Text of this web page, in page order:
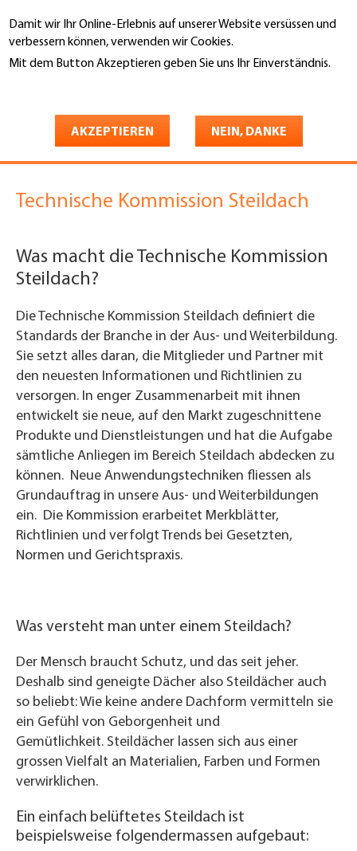
Damit wir Ihr Online-Erlebnis auf unserer Website versüssen und
verbessern können, verwenden wir Cookies.
Mit dem Button Akzeptieren geben Sie uns Ihr Einverständnis.
AKZEPTIEREN NEIN, DANKE
zum
Inhalt
Steildach
Technische Kommission Steildach
Was macht die Technische Kommission
Steildach?
Die Technische Kommission Steildach definiert die
Standards der Branche in der Aus- und Weiterbildung.
Sie setzt alles daran, die Mitglieder und Partner mit
den neuesten Informationen und Richtlinien zu
versorgen. In enger Zusammenarbeit mit ihnen
entwickelt sie neue, auf den Markt zugeschnittene
Produkte und Dienstleistungen und hat die Aufgabe
sämtliche Anliegen im Bereich Steildach abdecken zu
können. Neue Anwendungstechniken fliessen als
Grundauftrag in unsere Aus- und Weiterbildungen
ein. Die Kommission erarbeitet Merkblätter,
Richtlinien und verfolgt Trends bei Gesetzten,
Normen und Gerichtspraxis.
Was versteht man unter einem Steildach?
Der Mensch braucht Schutz, und das seit jeher.
Deshalb sind geneigte Dächer also Steildächer auch
so beliebt: Wie keine andere Dachform vermitteln sie
ein Gefühl von Geborgenheit und
Gemütlichkeit. Steildächer lassen sich aus einer
grossen Vielfalt an Materialien, Farben und Formen
verwirklichen.
Ein einfach belüftetes Steildach ist
beispielsweise folgendermassen aufgebaut: